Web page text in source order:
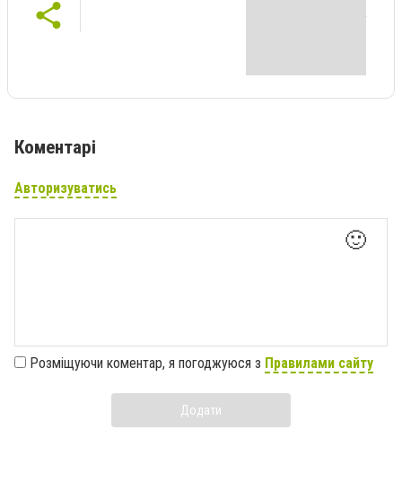
Коментарі
Авторизуватись
🙂
Розміщуючи коментар, я погоджуюся з Правилами сайту
Додати